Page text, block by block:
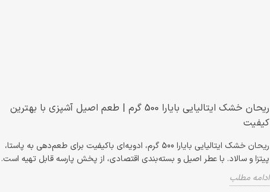
ریحان خشک ایتالیایی بایارا 500 گرم | طعم اصیل آشپزی با بهترین
کیفیت
ریحان خشک ایتالیایی بایارا 500 گرم، ادویه‌ای باکیفیت برای طعم‌دهی به پاستا،
پیتزا و سالاد. با عطر اصیل و بسته‌بندی اقتصادی، از پخش پارسه قابل تهیه است.
ادامه مطلب